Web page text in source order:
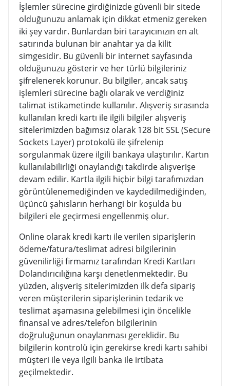
İşlemler sürecine girdiğinizde güvenli bir sitede
olduğunuzu anlamak için dikkat etmeniz gereken
iki şey vardır. Bunlardan biri tarayıcınızın en alt
satırında bulunan bir anahtar ya da kilit
simgesidir. Bu güvenli bir internet sayfasında
olduğunuzu gösterir ve her türlü bilgileriniz
şifrelenerek korunur. Bu bilgiler, ancak satış
işlemleri sürecine bağlı olarak ve verdiğiniz
talimat istikametinde kullanılır. Alışveriş sırasında
kullanılan kredi kartı ile ilgili bilgiler alışveriş
sitelerimizden bağımsız olarak 128 bit SSL (Secure
Sockets Layer) protokolü ile şifrelenip
sorgulanmak üzere ilgili bankaya ulaştırılır. Kartın
kullanılabilirliği onaylandığı takdirde alışverişe
devam edilir. Kartla ilgili hiçbir bilgi tarafımızdan
görüntülenemediğinden ve kaydedilmediğinden,
üçüncü şahısların herhangi bir koşulda bu
bilgileri ele geçirmesi engellenmiş olur.
Online olarak kredi kartı ile verilen siparişlerin
ödeme/fatura/teslimat adresi bilgilerinin
güvenilirliği firmamız tarafından Kredi Kartları
Dolandırıcılığına karşı denetlenmektedir. Bu
yüzden, alışveriş sitelerimizden ilk defa sipariş
veren müşterilerin siparişlerinin tedarik ve
teslimat aşamasına gelebilmesi için öncelikle
finansal ve adres/telefon bilgilerinin
doğruluğunun onaylanması gereklidir. Bu
bilgilerin kontrolü için gerekirse kredi kartı sahibi
müşteri ile veya ilgili banka ile irtibata
geçilmektedir.